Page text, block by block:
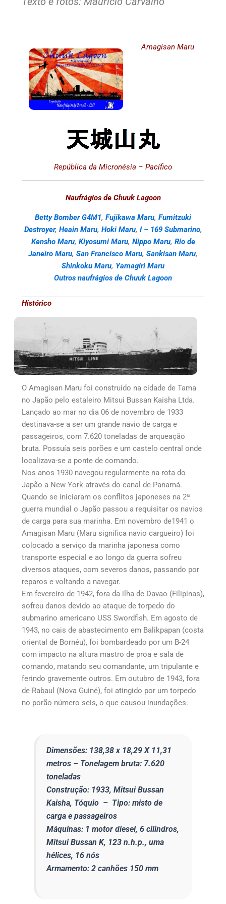
Amagisan Maru
República da Micronésia – Pacífico
Naufrágios de Chuuk Lagoon
Betty Bomber G4M1, Fujikawa Maru, Fumitzuki
Destroyer, Heain Maru, Hoki Maru, I – 169 Submarino,
Kensho Maru, Kiyosumi Maru, Nippo Maru, Rio de
Janeiro Maru, San Francisco Maru, Sankisan Maru,
Shinkoku Maru, Yamagiri Maru
Outros naufrágios de Chuuk Lagoon
Histórico
O Amagisan Maru foi construído na cidade de Tama
no Japão pelo estaleiro Mitsui Bussan Kaisha Ltda.
Lançado ao mar no dia 06 de novembro de 1933
destinava-se a ser um grande navio de carga e
passageiros, com 7.620 toneladas de arqueação
bruta. Possuía seis porões e um castelo central onde
localizava-se a ponte de comando.
Nos anos 1930 navegou regularmente na rota do
Japão a New York através do canal de Panamá.
Quando se iniciaram os conflitos japoneses na 2ª
guerra mundial o Japão passou a requisitar os navios
de carga para sua marinha. Em novembro de1941 o
Amagisan Maru (Maru significa navio cargueiro) foi
colocado a serviço da marinha japonesa como
transporte especial e ao longo da guerra sofreu
diversos ataques, com severos danos, passando por
reparos e voltando a navegar.
Em fevereiro de 1942, fora da ilha de Davao (Filipinas),
sofreu danos devido ao ataque de torpedo do
submarino americano USS Swordfish. Em agosto de
1943, no cais de abastecimento em Balikpapan (costa
oriental de Bornéu), foi bombardeado por um B-24
com impacto na altura mastro de proa e sala de
comando, matando seu comandante, um tripulante e
ferindo gravemente outros. Em outubro de 1943, fora
de Rabaul (Nova Guiné), foi atingido por um torpedo
no porão número seis, o que causou inundações.
Dimensões: 138,38 x 18,29 X 11,31
metros – Tonelagem bruta: 7.620
toneladas
Construção: 1933, Mitsui Bussan
Kaisha, Tóquio – Tipo: misto de
carga e passageiros
Máquinas: 1 motor diesel, 6 cilindros,
Mitsui Bussan K, 123 n.h.p., uma
hélices, 16 nós
Armamento: 2 canhões 150 mm